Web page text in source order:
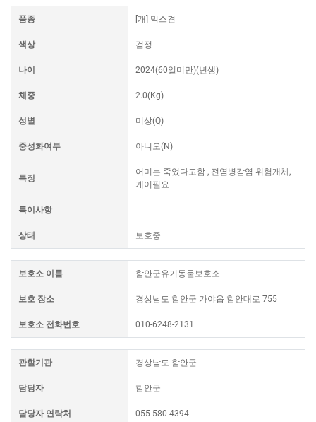
품종 [개] 믹스견
색상 검정
나이 2024(60일미만)(년생)
체중 2.0(Kg)
성별 미상(Q)
중성화여부 아니오(N)
특징
어미는 죽었다고함 , 전염병감염 위험개체,
케어필요
특이사항
상태 보호중
보호소 이름 함안군유기동물보호소
보호 장소 경상남도 함안군 가야읍 함안대로 755
보호소 전화번호 010-6248-2131
관할기관 경상남도 함안군
담당자 함안군
담당자 연락처 055-580-4394